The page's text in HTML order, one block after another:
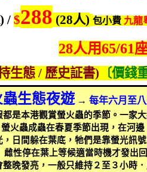
) /$288 (28人) 包小費 九龍
28人用65/61
生態 / 歷史証書) 〔價錢
生態夜遊 → 每年六月至
是本港觀賞螢火蟲的季節。一家
火蟲成蟲在春夏季節出現，在河
日間躲在葉底，牠們是靠螢光訊
雌性停在葉上等候適當時機才發出
晚發亮，一般只維持２至３小時